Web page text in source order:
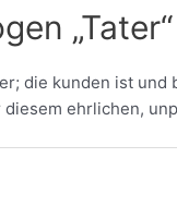
die kunden ist
ehrlichen,